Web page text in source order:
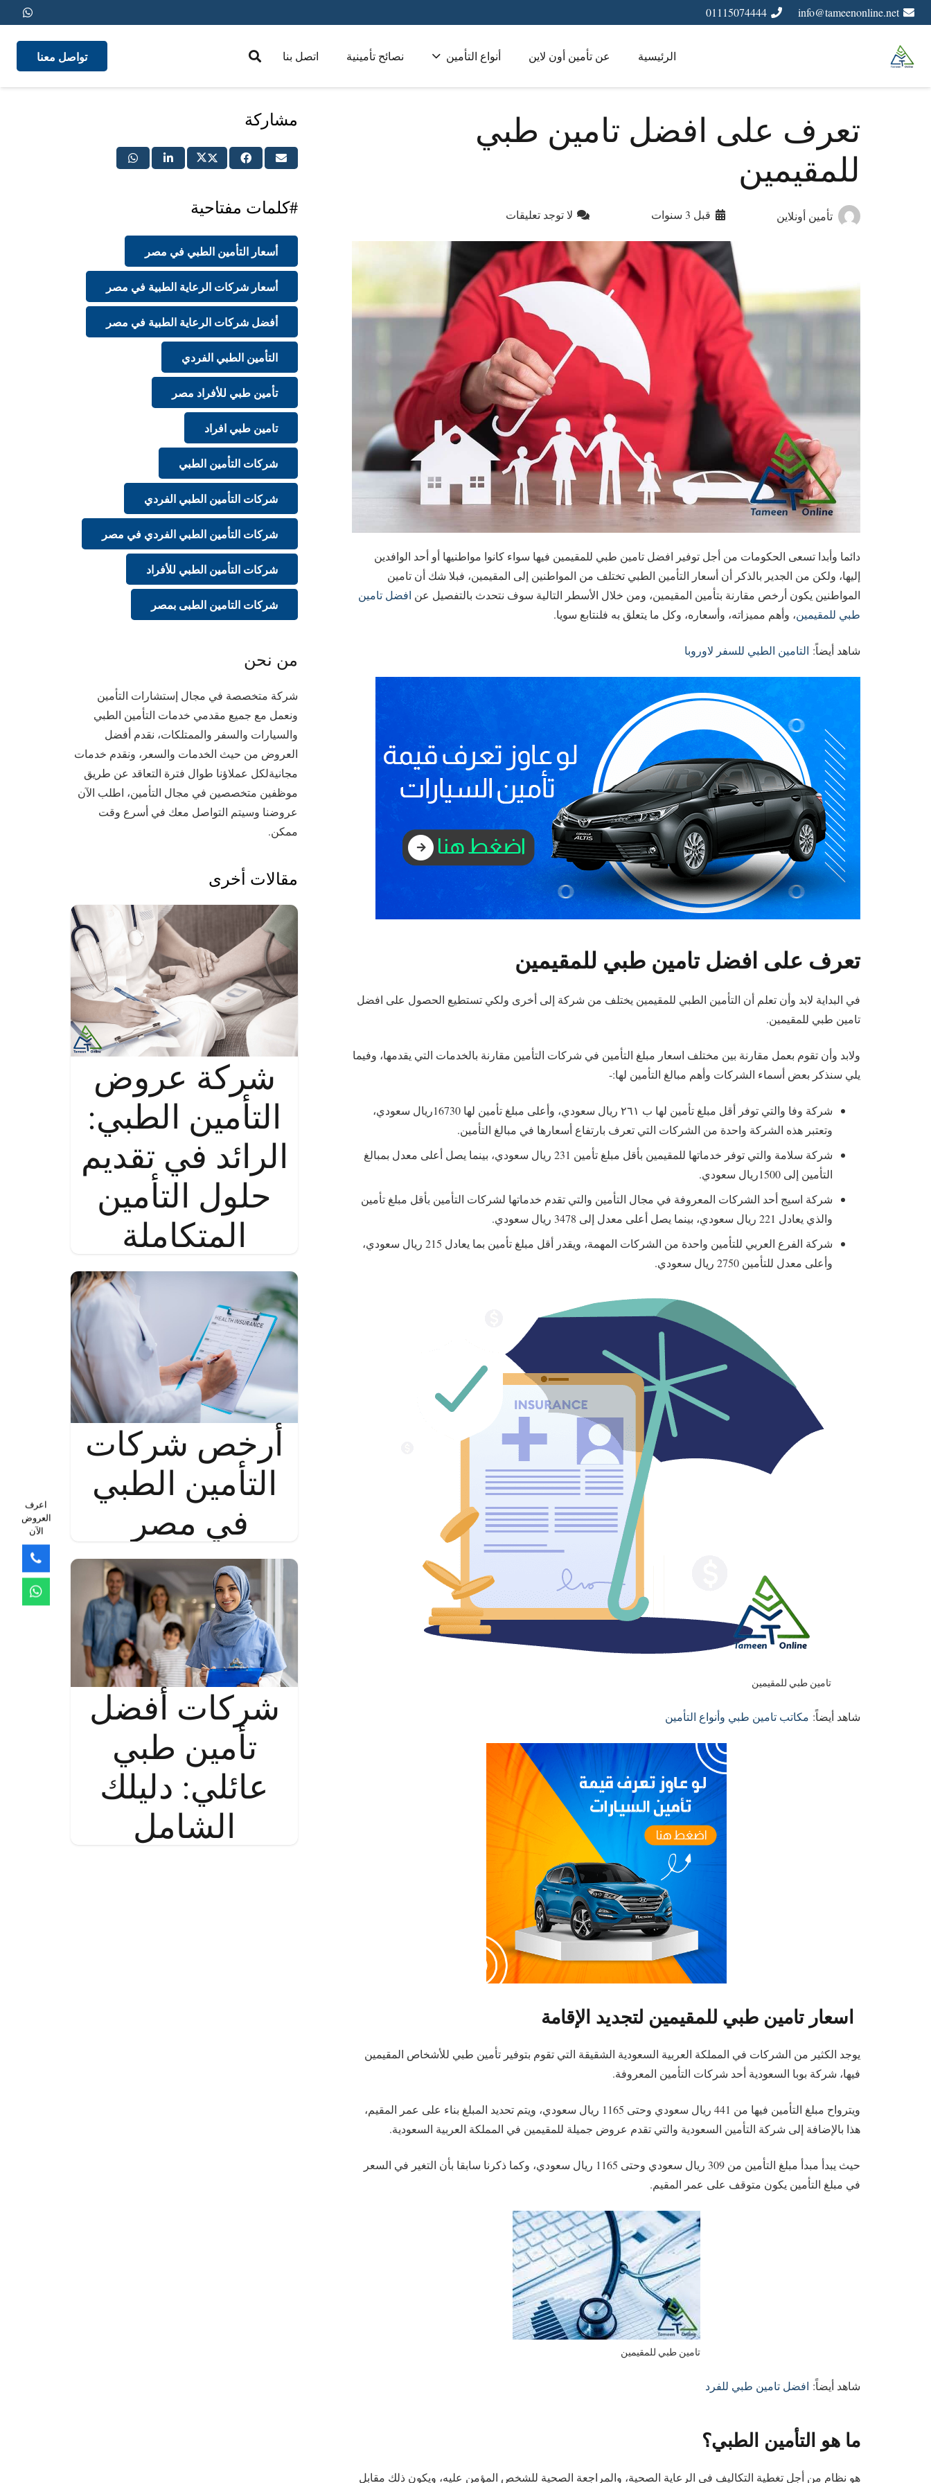
info@tameenonline.net
01115074444
الرئيسية عن تأمين أون لاين أنواع التأمين نصائح تأمينية اتصل بنا تواصل معنا
تعرف على افضل تامين طبي
للمقيمين
تأمين أونلاين قبل 3 سنوات لا توجد تعليقات
دائما وأبدا تسعى الحكومات من أجل توفير افضل تامين طبي للمقيمين فيها سواء كانوا مواطنيها أو أحد الوافدين
إليها، ولكن من الجدير بالذكر أن أسعار التأمين الطبي تختلف من المواطنين إلى المقيمين، فبلا شك أن تامين
المواطنين يكون أرخص مقارنة بتأمين المقيمين، ومن خلال الأسطر التالية سوف نتحدث بالتفصيل عن افضل تامين
طبي للمقيمين، وأهم مميزاته، وأسعاره، وكل ما يتعلق به فلنتابع سويا.
شاهد أيضاً: التامين الطبي للسفر لاوروبا
تعرف على افضل تامين طبي للمقيمين
في البداية لابد وأن تعلم أن التأمين الطبي للمقيمين يختلف من شركة إلى أخرى ولكي تستطيع الحصول على افضل
تامين طبي للمقيمين.
ولابد وأن تقوم بعمل مقارنة بين مختلف اسعار مبلغ التأمين في شركات التأمين مقارنة بالخدمات التي يقدمها، وفيما
يلي سنذكر بعض أسماء الشركات وأهم مبالغ التأمين لها:-
شركة وفا والتي توفر أقل مبلغ تأمين لها ب ٢٦١ ريال سعودي، وأعلى مبلغ تأمين لها 16730ريال سعودي،
وتعتبر هذه الشركة واحدة من الشركات التي تعرف بارتفاع أسعارها في مبالغ التأمين.
شركة سلامة والتي توفر خدماتها للمقيمين بأقل مبلغ تأمين 231 ريال سعودي، بينما يصل أعلى معدل بمبالغ
التأمين إلى 1500ريال سعودي.
شركة اسيج أحد الشركات المعروفة في مجال التأمين والتي تقدم خدماتها لشركات التأمين بأقل مبلغ تأمين
والذي يعادل 221 ريال سعودي، بينما يصل أعلى معدل إلى 3478 ريال سعودي.
شركة الفرع العربي للتأمين واحدة من الشركات المهمة، ويقدر أقل مبلغ تأمين بما يعادل 215 ريال سعودي،
وأعلى معدل للتأمين 2750 ريال سعودي.
تامين طبي للمقيمين
شاهد أيضاً: مكاتب تامين طبي وأنواع التأمين
اسعار تامين طبي للمقيمين لتجديد الإقامة
يوجد الكثير من الشركات في المملكة العربية السعودية الشقيقة التي تقوم بتوفير تأمين طبي للأشخاص المقيمين
فيها، شركة بوبا السعودية أحد شركات التأمين المعروفة.
ويترواح مبلغ التأمين فيها من 441 ريال سعودي وحتى 1165 ريال سعودي، ويتم تحديد المبلغ بناء على عمر المقيم،
هذا بالإضافة إلى شركة التأمين السعودية والتي تقدم عروض جميلة للمقيمين في المملكة العربية السعودية.
حيث يبدأ مبدأ مبلغ التأمين من 309 ريال سعودي وحتى 1165 ريال سعودي، وكما ذكرنا سابقا بأن التغير في السعر
في مبلغ التأمين يكون متوقف على عمر المقيم.
تامين طبي للمقيمين
شاهد أيضاً: افضل تامين طبي للفرد
ما هو التأمين الطبي؟
هو نظام من أجل تغطية التكاليف في الرعاية الصحية، والمراجعة الصحية للشخص المؤمن عليه، ويكون ذلك مقابل
مشاركة
#كلمات مفتاحية
أسعار التأمين الطبي في مصر
أسعار شركات الرعاية الطبية في مصر
أفضل شركات الرعاية الطبية في مصر
التأمين الطبي الفردي
تأمين طبي للأفراد مصر
تامين طبي افراد
شركات التأمين الطبي
شركات التأمين الطبي الفردي
شركات التأمين الطبي الفردي في مصر
شركات التأمين الطبي للأفراد
شركات التامين الطبى بمصر
من نحن
شركة متخصصة في مجال إستشارات التأمين
ونعمل مع جميع مقدمي خدمات التأمين الطبي
والسيارات والسفر والممتلكات، نقدم أفضل
العروض من حيث الخدمات والسعر، ونقدم خدمات
مجانيةلكل عملاؤنا طوال فترة التعاقد عن طريق
موظفين متخصصين في مجال التأمين، اطلب الآن
عروضنا وسيتم التواصل معك في أسرع وقت
ممكن.
مقالات أخرى
شركة عروض
التأمين الطبي:
الرائد في تقديم
حلول التأمين
المتكاملة
أرخص شركات
التأمين الطبي
في مصر
شركات أفضل
تأمين طبي
عائلي: دليلك
الشامل
اعرف
العروض
الآن